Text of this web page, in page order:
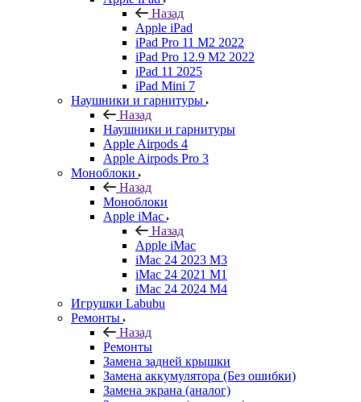
Назад
Apple iPad
iPad Pro 11 M2 2022
iPad Pro 12.9 M2 2022
iPad 11 2025
iPad Mini 7
Наушники и гарнитуры
Назад
Наушники и гарнитуры
Apple Airpods 4
Apple Airpods Pro 3
Моноблоки
Назад
Моноблоки
Apple iMac
Назад
Apple iMac
iMac 24 2023 M3
iMac 24 2021 M1
iMac 24 2024 M4
Игрушки Labubu
Ремонты
Назад
Ремонты
Замена задней крышки
Замена аккумулятора (Без ошибки)
Замена экрана (аналог)